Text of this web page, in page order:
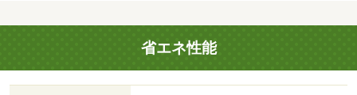
省エネ性能